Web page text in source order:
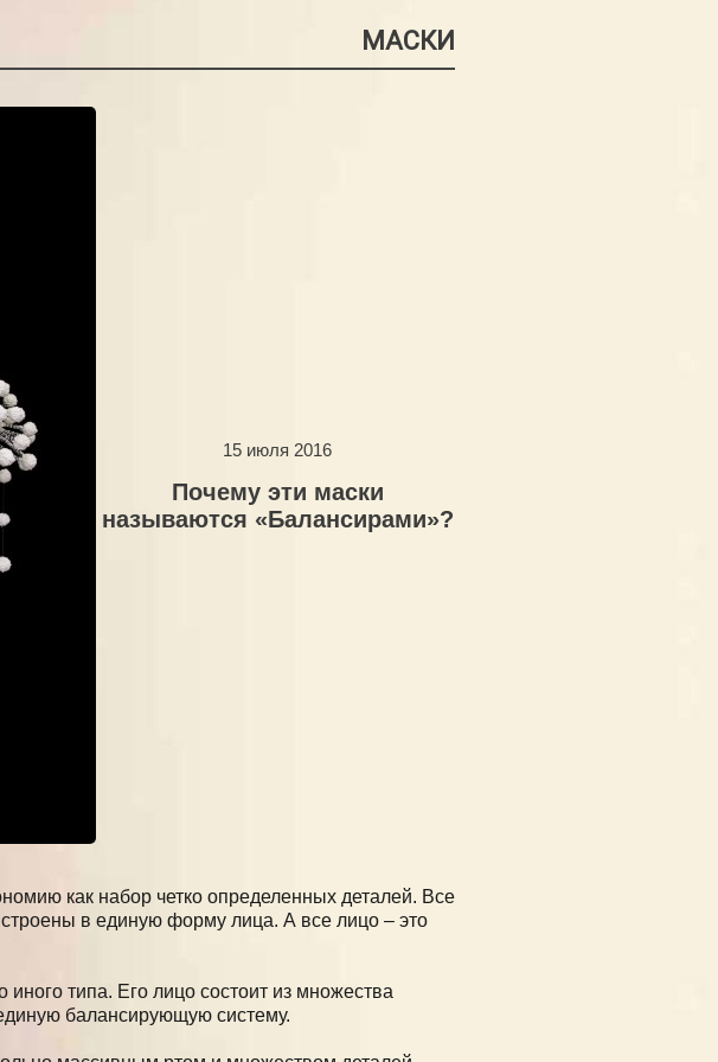
МАСКИ
15 июля 2016
Почему эти маски
называются «Балансирами»?
как набор четко определенных деталей. Все
в единую форму лица. А все лицо – это
типа. Его лицо состоит из множества
балансирующую систему.